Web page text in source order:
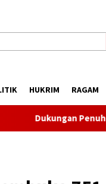
HUKRIM RAGAM
Penuh Kesehatan